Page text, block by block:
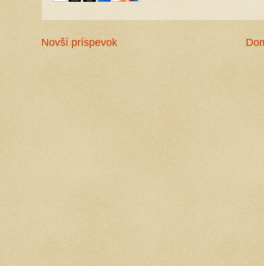
Novší príspevok